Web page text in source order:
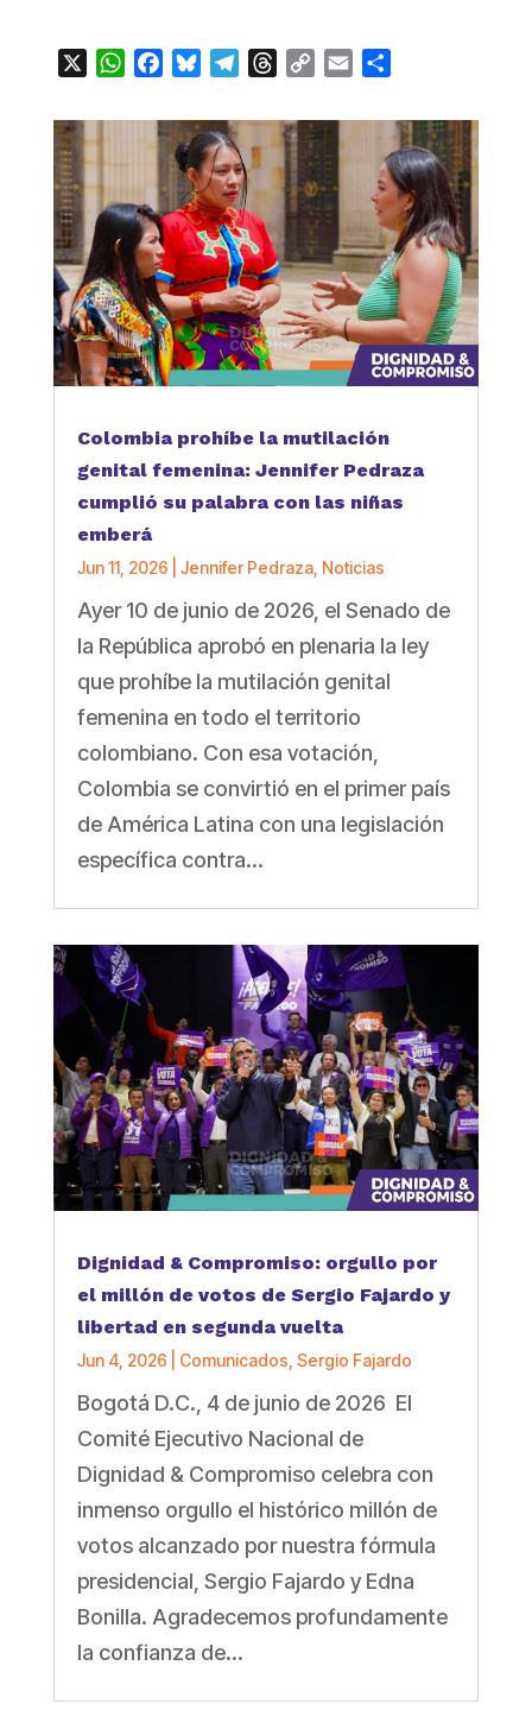
WhatsApp
FacebookBlueskyTelegramThreads
Copy Email
Colombia prohíbe la mutilación
genital femenina: Jennifer Pedraza
cumplió su palabra con las niñas
emberá
Jun 11, 2026 Jennifer Pedraza, Noticias
Ayer 10 de junio de 2026, el Senado de
la República aprobó en plenaria la ley
que prohíbe la mutilación genital
femenina en todo el territorio
colombiano. Con esa votación,
Colombia se convirtió en el primer país
de América Latina con una legislación
específica contra...
Dignidad & Compromiso: orgullo por
el millón de votos de Sergio Fajardo y
libertad en segunda vuelta
Jun 4, 2026 Comunicados Sergio Fajardo
Bogotá D.C., 4 de junio de 2026 El
Comité Ejecutivo Nacional de
Dignidad & Compromiso celebra con
inmenso orgullo el histórico millón de
votos alcanzado por nuestra fórmula
presidencial, Sergio Fajardo y Edna
Bonilla. Agradecemos profundamente
la confianza de...